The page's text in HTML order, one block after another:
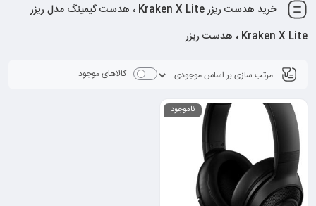
خرید هدست ریزر Kraken X Lite ، هدست گیمینگ مدل ریزر
Kraken X Lite ، هدست ریزر
کالاهای موجود
ناموجود